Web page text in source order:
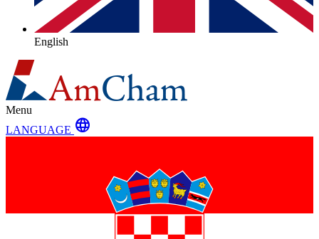
English
Menu
LANGUAGE language